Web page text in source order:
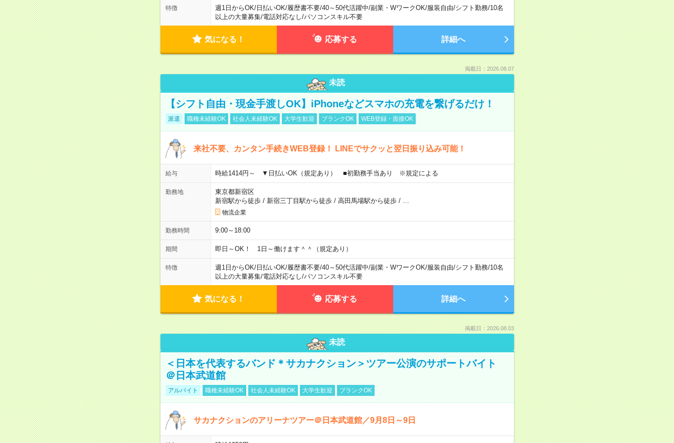
特徴 週1日からOK/日払いOK/履歴書不要/40～50代活躍中/副業・WワークOK/服装自由/シフト勤務/10名
以上の大量募集/電話対応なし/パソコンスキル不要
気になる！ 応募する 詳細へ
掲載日：2026.08.07
未読
【シフト自由・現金手渡しOK】iPhoneなどスマホの充電を繋げるだけ！
派遣 職種未経験OK 社会人未経験OK 大学生歓迎 ブランクOK WEB登録・面接OK
来社不要、カンタン手続きWEB登録！ LINEでサクッと翌日振り込み可能！
給与 時給1414円～ ▼日払いOK（規定あり） ■初勤務手当あり ※規定による
勤務地
東京都新宿区
新宿駅から徒歩/ 新宿三丁目駅から徒歩/ 高田馬場駅から徒歩/ …
物流企業
勤務時間 9:00～18:00
期間 即日～OK！ 1日～働けます＾＾（規定あり）
特徴 週1日からOK/日払いOK/履歴書不要/40～50代活躍中/副業・WワークOK/服装自由/シフト勤務/10名
以上の大量募集/電話対応なし/パソコンスキル不要
気になる！ 応募する 詳細へ
掲載日：2026.08.03
未読
＜日本を代表するバンド＊サカナクション＞ツアー公演のサポートバイト
＠日本武道館
アルバイト 職種未経験OK 社会人未経験OK 大学生歓迎 ブランクOK
サカナクションのアリーナツアー＠日本武道館／9月8日～9日